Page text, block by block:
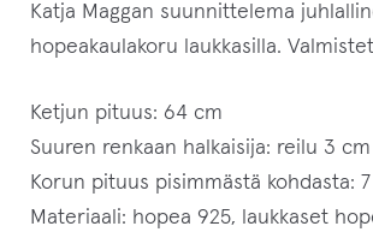
Katja Maggan suunnittelema
hopeakaulakoru laukkasilla.
Ketjun pituus: 64 cm
Suuren renkaan halkaisija: reilu 3 cm
Korun pituus pisimmästä kohdasta:
Materiaali: hopea 925, laukkaset